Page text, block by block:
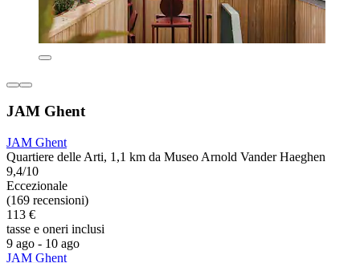
JAM Ghent
JAM Ghent
Quartiere delle Arti, 1,1 km da Museo Arnold Vander Haeghen
9,4/10
Eccezionale
(169 recensioni)
113 €
tasse e oneri inclusi
9 ago - 10 ago
JAM Ghent